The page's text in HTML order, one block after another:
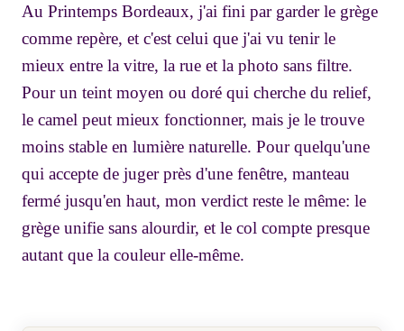
Au Printemps Bordeaux, j'ai fini par garder le grège
comme repère, et c'est celui que j'ai vu tenir le
mieux entre la vitre, la rue et la photo sans filtre.
Pour un teint moyen ou doré qui cherche du relief,
le camel peut mieux fonctionner, mais je le trouve
moins stable en lumière naturelle. Pour quelqu'une
qui accepte de juger près d'une fenêtre, manteau
fermé jusqu'en haut, mon verdict reste le même: le
grège unifie sans alourdir, et le col compte presque
autant que la couleur elle-même.